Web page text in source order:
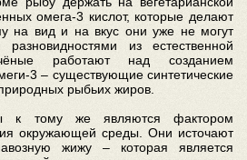
омега-3 кислот, которые делают
на вид и на вкус они уже не могут
из естественной
работают над созданием
3 – существующие синтетические
рыбьих жиров.
к тому же являются фактором
окружающей среды. Они источают
жижу – которая является